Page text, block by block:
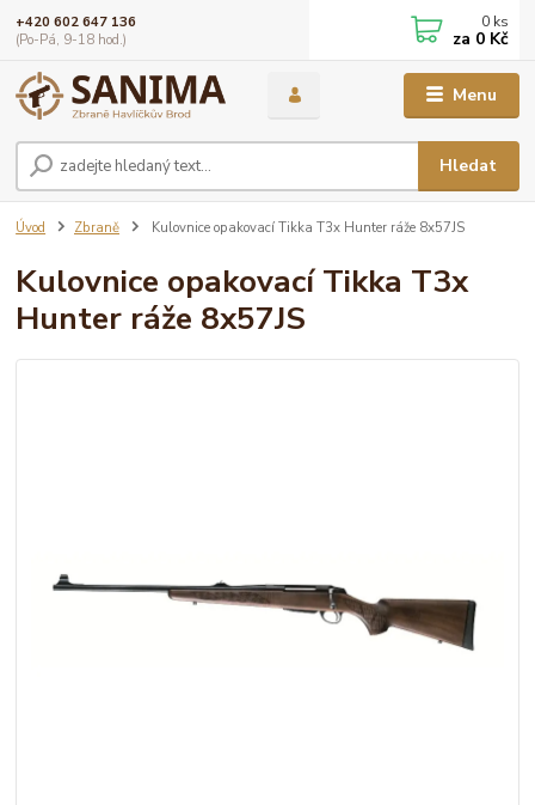
Menu
Hledat
+420 602 647 136
(Po-Pá, 9-18 hod.)
0 ks
za 0 Kč
Úvod Zbraně Kulovnice opakovací Tikka T3x Hunter ráže 8x57JS
Kulovnice opakovací Tikka T3x
Hunter ráže 8x57JS